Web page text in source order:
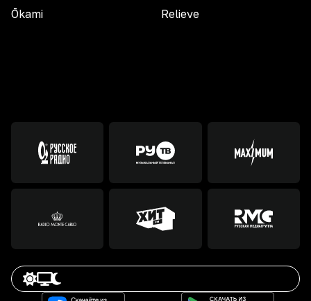
Ōkami Relieve